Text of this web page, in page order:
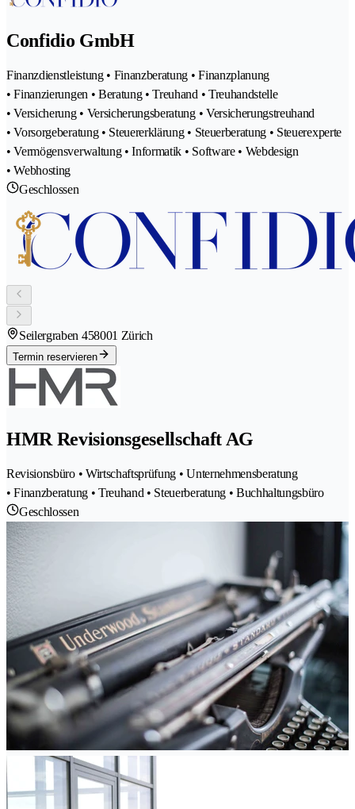
Confidio GmbH
Finanzdienstleistung • Finanzberatung • Finanzplanung
• Finanzierungen • Beratung • Treuhand • Treuhandstelle
• Versicherung • Versicherungsberatung • Versicherungstreuhand
• Vorsorgeberatung • Steuererklärung • Steuerberatung • Steuerexperte
• Vermögensverwaltung • Informatik • Software • Webdesign
• Webhosting
Geschlossen
Seilergraben 458001 Zürich
Termin reservieren
HMR Revisionsgesellschaft AG
Revisionsbüro • Wirtschaftsprüfung • Unternehmensberatung
• Finanzberatung • Treuhand • Steuerberatung • Buchhaltungsbüro
Geschlossen